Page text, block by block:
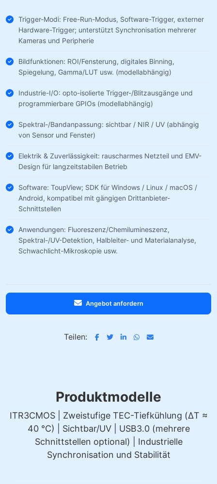
Trigger-Modi: Free-Run-Modus, Software-Trigger, externer
Hardware-Trigger; unterstützt Synchronisation mehrerer
Kameras und Peripherie
Bildfunktionen: ROI/Fensterung, digitales Binning,
Spiegelung, Gamma/LUT usw. (modellabhängig)
Industrie-I/O: opto-isolierte Trigger-/Blitzausgänge und
programmierbare GPIOs (modellabhängig)
Spektral-/Bandanpassung: sichtbar / NIR / UV (abhängig
von Sensor und Fenster)
Elektrik & Zuverlässigkeit: rauscharmes Netzteil und EMV-
Design für langzeitstabilen Betrieb
Software: ToupView; SDK für Windows / Linux / macOS /
Android, kompatibel mit gängigen Drittanbieter-
Schnittstellen
Anwendungen: Fluoreszenz/Chemilumineszenz,
Spektral-/UV-Detektion, Halbleiter- und Materialanalyse,
Schwachlicht-Mikroskopie usw.
Angebot anfordern
Teilen:
Produktmodelle
ITR3CMOS | Zweistufige TEC-Tiefkühlung (ΔT ≈
40 °C) | Sichtbar/UV | USB3.0 (mehrere
Schnittstellen optional) | Industrielle
Synchronisation und Stabilität